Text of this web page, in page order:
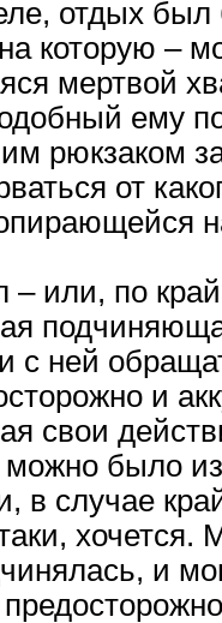
отдых
которую –
мертвой
ему
рюкзаком
от
или, по
с ней
и
свои
можно было
в случае
и